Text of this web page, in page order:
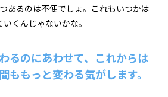
あるのは不便でしょ。これもいつかは
くんじゃないかな。
るのにあわせて、これからは
ももっと変わる気がします。